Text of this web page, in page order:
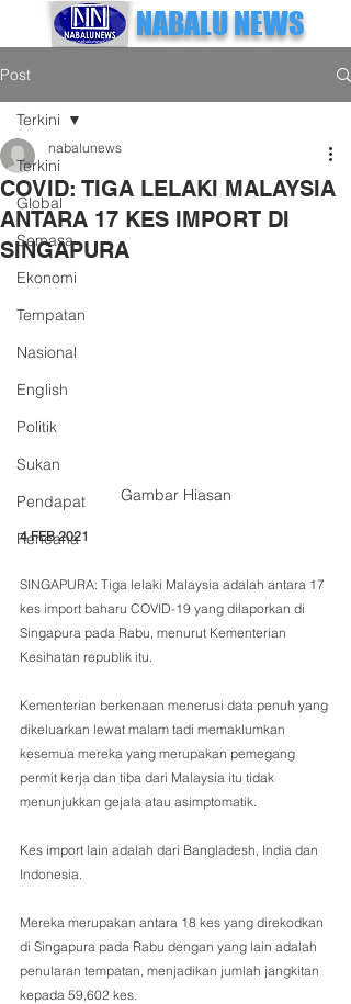
NABALU NEWS
Post
Terkini
Global
Semasa
Ekonomi
Tempatan
Nasional
English
Politik
Sukan
Pendapat
Rencana
Terkini
COVID: TIGA LELAKI MALAYSIA
ANTARA 17 KES IMPORT DI
SINGAPURA
nabalunews
Gambar Hiasan
4 FEB 2021
SINGAPURA: Tiga lelaki Malaysia adalah antara 17
kes import baharu COVID-19 yang dilaporkan di
Singapura pada Rabu, menurut Kementerian
Kesihatan republik itu.
Kementerian berkenaan menerusi data penuh yang
dikeluarkan lewat malam tadi memaklumkan
kesemua mereka yang merupakan pemegang
permit kerja dan tiba dari Malaysia itu tidak
menunjukkan gejala atau asimptomatik.
Kes import lain adalah dari Bangladesh, India dan
Indonesia.
Mereka merupakan antara 18 kes yang direkodkan
di Singapura pada Rabu dengan yang lain adalah
penularan tempatan, menjadikan jumlah jangkitan
kepada 59,602 kes.